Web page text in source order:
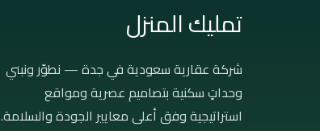
تمليك المنزل
شركة عقارية سعودية في جدة — نطوّر ونبني
وحداتٍ سكنية بتصاميم عصرية ومواقع
استراتيجية وفق أعلى معايير الجودة والسلامة.